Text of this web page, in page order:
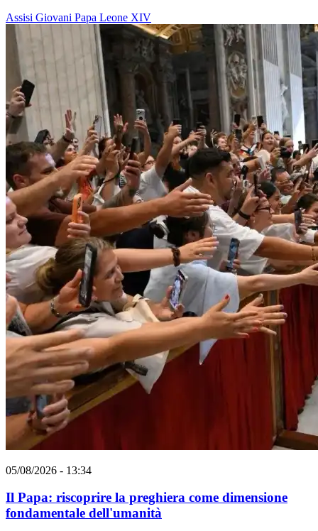
Assisi Giovani Papa Leone XIV
05/08/2026 - 13:34
Il Papa: riscoprire la preghiera come dimensione
fondamentale dell'umanità